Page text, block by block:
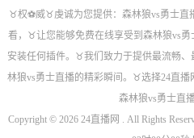
♉️权⚽威♉️虔诚为您提供：森林狼vs勇士
看，♉️让您能够免费在线享受到森林狼vs
安装任何插件。♉️我们致力于提供最流畅
林狼vs勇士直播的精彩瞬间。♉️选择24直
森林狼vs勇士直
Copyright © 2026 24直播网 . All Rights